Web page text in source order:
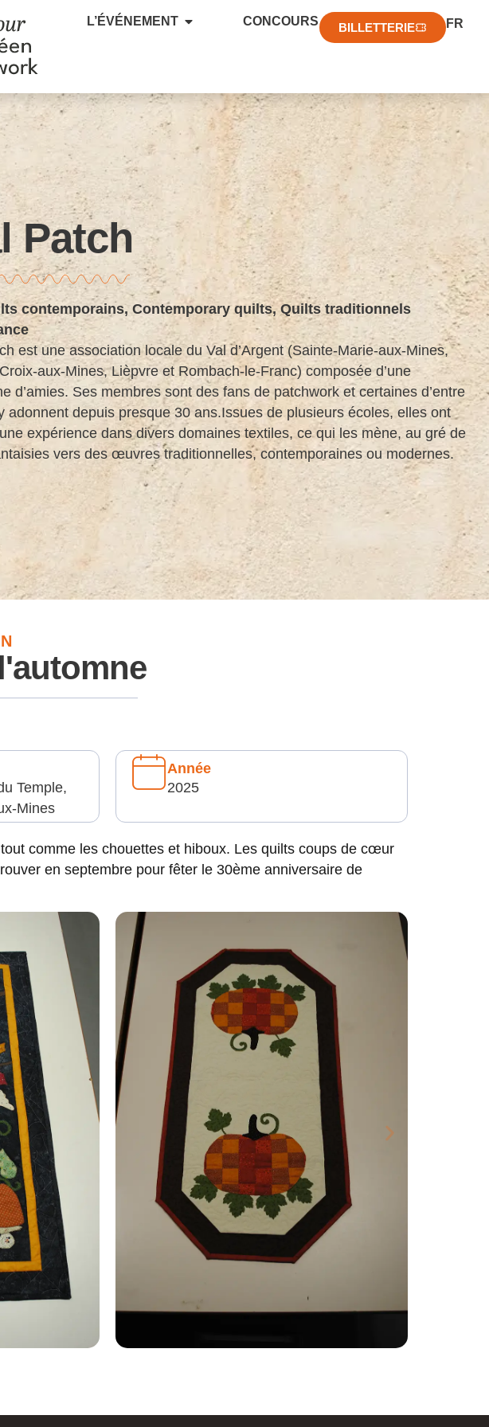
L’ÉVÉNEMENT CONCOURS BILLETTERIE FR
DE
Patch
contemporains, Contemporary quilts, Quilts traditionnels
est une association locale du Val d’Argent (Sainte-Marie-aux-Mines,
aux-Mines, Lièpvre et Rombach-le-Franc) composée d’une
d’amies. Ses membres sont des fans de patchwork et certaines d’entre
adonnent depuis presque 30 ans.Issues de plusieurs écoles, elles ont
expérience dans divers domaines textiles, ce qui les mène, au gré de
vers des œuvres traditionnelles, contemporaines ou modernes.
Temple,
Mines
Année
2025
comme les chouettes et hiboux. Les quilts coups de cœur
en septembre pour fêter le 30ème anniversaire de